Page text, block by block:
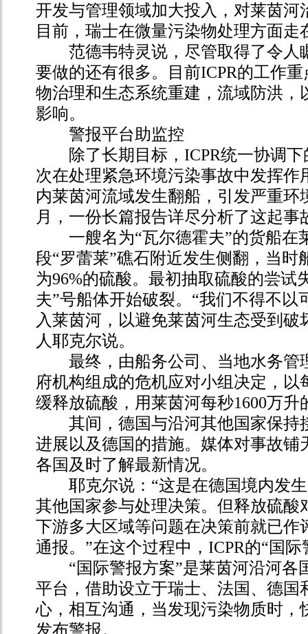
开发与管理领域加大投入，对莱茵河
目前，瑞士在微量污染物处理方面走
范德韦特灵说，尽管取得了令人
要做的还有很多。目前ICPR的工作
物治理和生态系统重建，流域防洪，
影响。
警报平台助监控
除了长期目标，ICPR统一协调下
次在处理紧急环境污染事故中发挥作
内莱茵河流域发生翻船，引发严重环
月，一份长篇报告详尽分析了这起事
一艘名为“瓦尔德霍夫”的货船在
段“罗蕾莱”礁石附近发生侧翻，当时
为96%的硫酸。最初抽取硫酸的尝试
夫”号船体开始破裂。“我们不得不以
入莱茵河，以避免莱茵河生态受到破
人耶克尔说。
最终，由船务公司、当地水务管
府机构组成的危机应对小组决定，以
缓释放硫酸，用莱茵河每秒1600万升
其间，德国与沿河其他国家保持
进展以及德国的措施。媒体对事故铺
各国及时了解最新情况。
耶克尔说：“这是在德国境内发生
其他国家参与处理决策。但释放硫酸
下游多大区域等问题在决策前就已作
通报。”在这个过程中，ICPR的“国
“国际警报方案”是莱茵河沿河各
平台，借助设立于瑞士、法国、德国
心，相互沟通，当发现污染物质时，
发布警报。